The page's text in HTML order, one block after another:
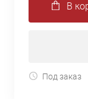
В
Под заказ